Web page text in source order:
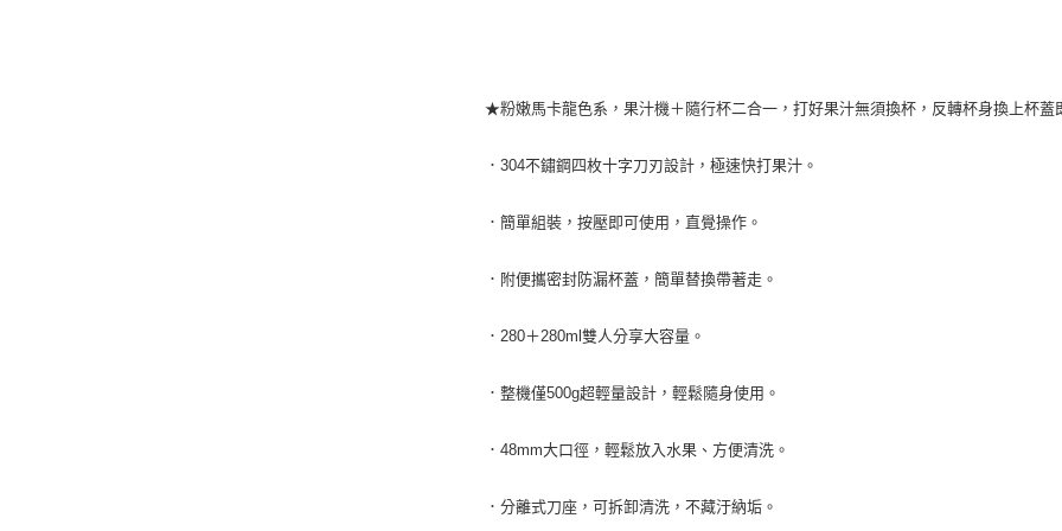
★粉嫩馬卡龍色系，果汁機＋隨行杯二合一，打好果汁無須換杯，反轉杯身換上杯蓋
．304不鏽鋼四枚十字刀刃設計，極速快打果汁。
．簡單組裝，按壓即可使用，直覺操作。
．附便攜密封防漏杯蓋，簡單替換帶著走。
．280＋280ml雙人分享大容量。
．整機僅500g超輕量設計，輕鬆隨身使用。
．48mm大口徑，輕鬆放入水果、方便清洗。
．分離式刀座，可拆卸清洗，不藏汙納垢。